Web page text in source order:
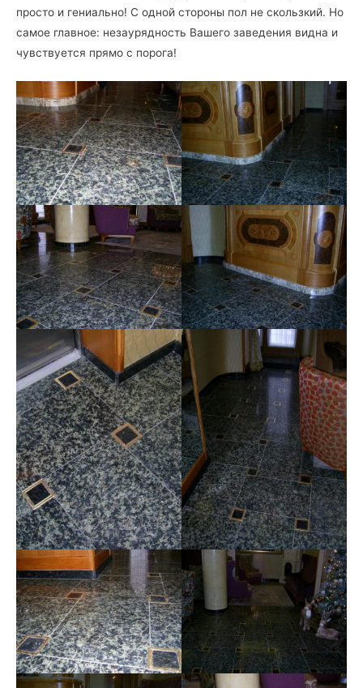
просто и гениально! С одной стороны пол не скользкий. Но
самое главное: незаурядность Вашего заведения видна и
чувствуется прямо с порога!